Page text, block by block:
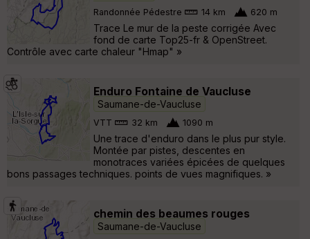
Randonnée Pédestre 14 km 620 m
Trace Le mur de la peste corrigée Avec
fond de carte Top25-fr & OpenStreet.
Contrôle avec carte chaleur "Hmap" »
Enduro Fontaine de Vaucluse
Saumane-de-Vaucluse
VTT 32 km 1090 m
Une trace d'enduro dans le plus pur style.
Montée par pistes, descentes en
monotraces variées épicées de quelques
bons passages techniques. points de vues magnifiques. »
chemin des beaumes rouges
Saumane-de-Vaucluse